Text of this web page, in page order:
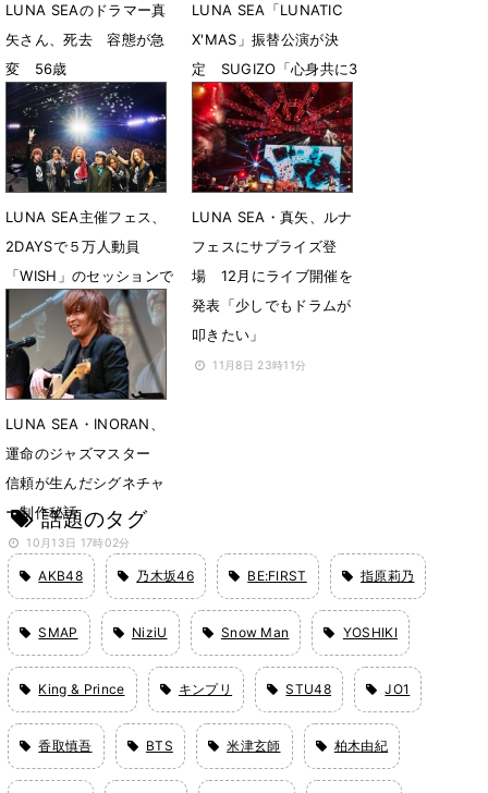
LUNA SEAのドラマー真
矢さん、死去 容態が急
変 56歳
2月23日 02時42分
LUNA SEA「LUNATIC
X'MAS」振替公演が決
定 SUGIZO「心身共に3
月の完全復活を目指す所
存です」
1月24日 15時10分
LUNA SEA主催フェス、
2DAYSで５万人動員
「WISH」のセッションで
大団円
11月10日 07時00分
LUNA SEA・真矢、ルナ
フェスにサプライズ登
場 12月にライブ開催を
発表「少しでもドラムが
叩きたい」
11月8日 23時11分
LUNA SEA・INORAN、
運命のジャズマスター
信頼が生んだシグネチャ
ー制作秘話
10月13日 17時02分
話題のタグ
AKB48 乃木坂46 BE:FIRST 指原莉乃
SMAP NiziU Snow Man YOSHIKI
King & Prince キンプリ STU48 JO1
香取慎吾 BTS 米津玄師 柏木由紀